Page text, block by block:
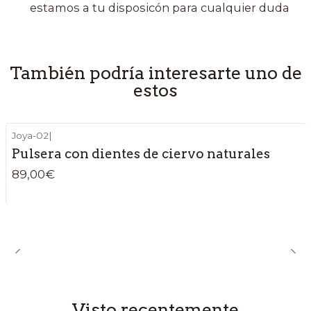
estamos a tu disposicón para cualquier duda
También podría interesarte uno de
estos
Joya-02|
Pulsera con dientes de ciervo naturales
89,00€